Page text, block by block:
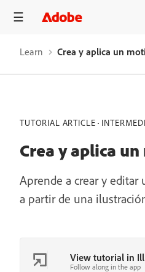
Learn Crea y aplica un
TUTORIAL ARTICLE
Crea y aplica
Aprende a crear y
a partir de una
View tutorial in
Follow along in the app